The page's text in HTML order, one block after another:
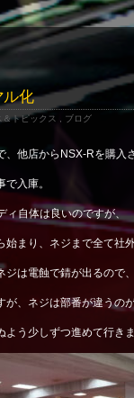
ル化
＆トピックス ブログ
、他店からNSX-Rを購入
で入庫。
ィ自体は良いのですが、
まり、ネジまで全て社外
は電蝕で錆が出るので
が、ネジは部番が違うの
う少しずつ進めて行きま